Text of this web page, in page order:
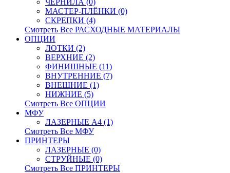
ЧЕРНИЛА (0)
МАСТЕР-ПЛЁНКИ (0)
СКРЕПКИ (4)
Смотреть Все РАСХОДНЫЕ МАТЕРИАЛЫ
ОПЦИИ
ЛОТКИ (2)
ВЕРХНИЕ (2)
ФИНИШНЫЕ (11)
ВНУТРЕННИЕ (7)
ВНЕШНИЕ (1)
НИЖНИЕ (5)
Смотреть Все ОПЦИИ
МФУ
ЛАЗЕРНЫЕ A4 (1)
Смотреть Все МФУ
ПРИНТЕРЫ
ЛАЗЕРНЫЕ (0)
СТРУЙНЫЕ (0)
Смотреть Все ПРИНТЕРЫ